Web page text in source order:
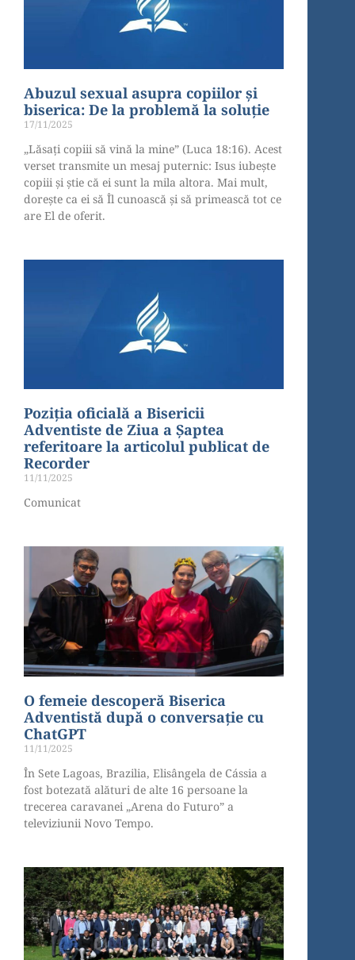
Abuzul sexual asupra copiilor și
biserica: De la problemă la soluție
17/11/2025
„Lăsați copiii să vină la mine” (Luca 18:16). Acest
verset transmite un mesaj puternic: Isus iubește
copiii și știe că ei sunt la mila altora. Mai mult,
dorește ca ei să Îl cunoască și să primească tot ce
are El de oferit.
Poziția oficială a Bisericii
Adventiste de Ziua a Șaptea
referitoare la articolul publicat de
Recorder
11/11/2025
Comunicat
O femeie descoperă Biserica
Adventistă după o conversație cu
ChatGPT
11/11/2025
În Sete Lagoas, Brazilia, Elisângela de Cássia a
fost botezată alături de alte 16 persoane la
trecerea caravanei „Arena do Futuro” a
televiziunii Novo Tempo.